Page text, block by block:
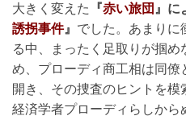
大きく変えた
『赤い旅団 』に
誘拐事件』 でした。あまりに
る中、まったく足取りが掴
め、プローディ商工相は同僚
開き、その捜査のヒントを
経済学者プローディらしか